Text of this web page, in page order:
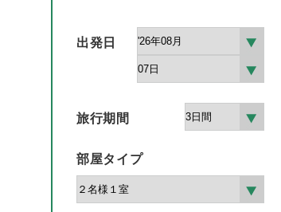
出発日
旅行期間
部屋タイプ